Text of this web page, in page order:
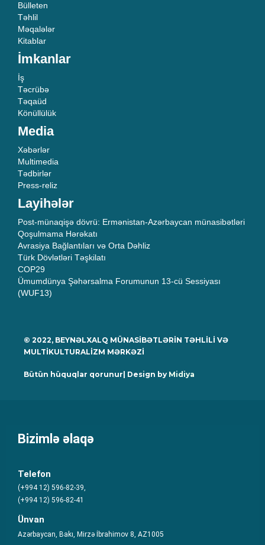
Bülleten
Təhlil
Məqalələr
Kitablar
İmkanlar
İş
Təcrübə
Təqaüd
Könüllülük
Media
Xəbərlər
Multimedia
Tədbirlər
Press-reliz
Layihələr
Post-münaqişə dövrü: Ermənistan-Azərbaycan münasibətləri
Qoşulmama Hərəkatı
Avrasiya Bağlantıları və Orta Dəhliz
Türk Dövlətləri Təşkilatı
COP29
Ümumdünya Şəhərsalma Forumunun 13-cü Sessiyası
(WUF13)
© 2022, BEYNƏLXALQ MÜNASİBƏTLƏRİN TƏHLİLİ VƏ
MULTİKULTURALİZM MƏRKƏZİ
Bütün hüquqlar qorunur| Design by Midiya
Bizimlə əlaqə
Telefon
(+994 12) 596-82-39,
(+994 12) 596-82-41
Ünvan
Azərbaycan, Bakı, Mirzə İbrahimov 8, AZ1005